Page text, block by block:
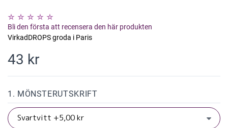
Bli den första att recensera den här produkten
VirkadDROPS groda i Paris
43 kr
1. MÖNSTERUTSKRIFT